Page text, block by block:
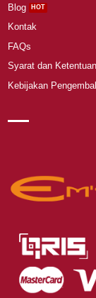
Blog
Kontak
FAQs
Syarat dan Ketentuan
Kebijakan